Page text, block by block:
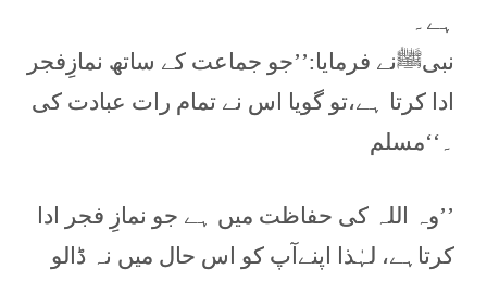
ہے۔
نبیﷺنے فرمایا:’’جو جماعت کے ساتھ نمازِفجر
ادا کرتا ہے،تو گویا اس نے تمام رات عبادت کی
۔‘‘مسلم
’’وہ اللہ کی حفاظت میں ہے جو نمازِ فجر ادا
کرتاہے، لہٰذا اپنےآپ کو اس حال میں نہ ڈالو